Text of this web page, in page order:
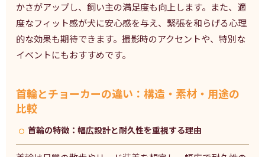
かさがアップし、飼い主の満足度も向上します。また、適
度なフィット感が犬に安心感を与え、緊張を和らげる心理
的な効果も期待できます。撮影時のアクセントや、特別な
イベントにもおすすめです。
首輪とチョーカーの違い：構造・素材・用途の
比較
首輪の特徴：幅広設計と耐久性を重視する理由